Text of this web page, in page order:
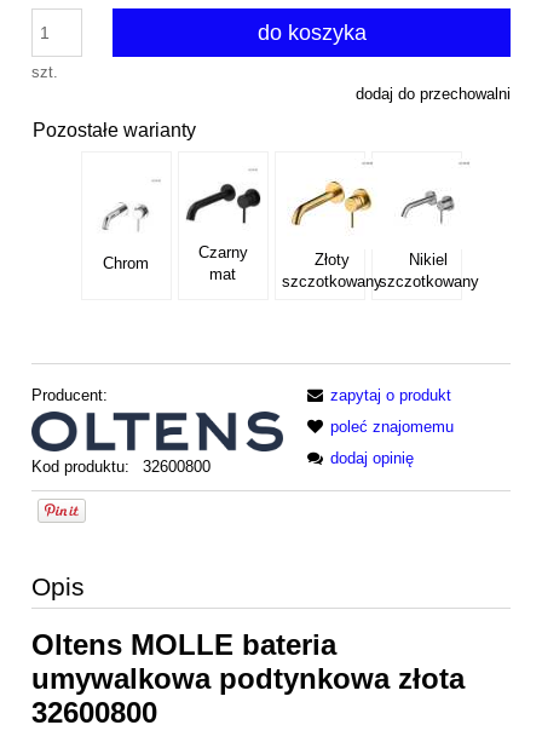
szt.
do koszyka
dodaj do przechowalni
Pozostałe warianty
Chrom
Czarny
mat
Złoty
szczotkowany
Nikiel
szczotkowany
Producent:
Kod produktu: 32600800
zapytaj o produkt
poleć znajomemu
dodaj opinię
Opis
Oltens MOLLE bateria
umywalkowa podtynkowa złota
32600800